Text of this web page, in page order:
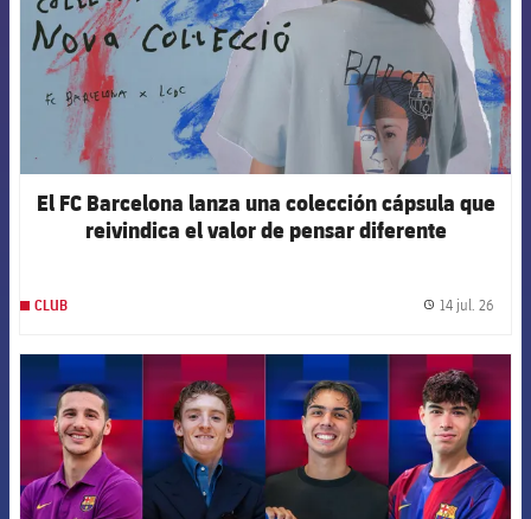
El FC Barcelona lanza una colección cápsula que
reivindica el valor de pensar diferente
CLUB 14 jul. 26